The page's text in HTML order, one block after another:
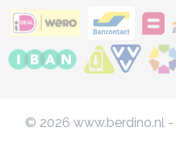
© 2026 www.berdino.nl